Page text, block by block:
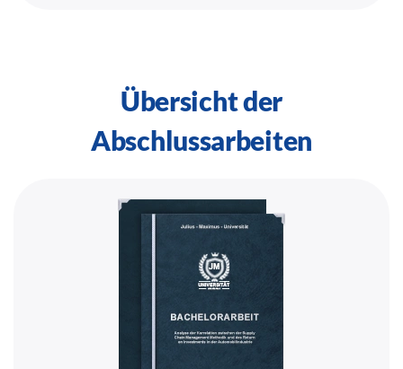
Übersicht der
Abschlussarbeiten